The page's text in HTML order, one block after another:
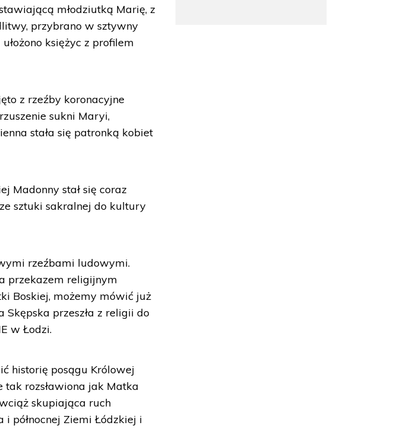
młodziutką Marię, z
przybrano w sztywny
księżyc z profilem
z rzeźby koronacyjne
sukni Maryi,
stała się patronką kobiet
Madonny stał się coraz
sztuki sakralnej do kultury
rzeźbami ludowymi.
przekazem religijnym
Boskiej, możemy mówić już
Skępska przeszła z religii do
w Łodzi.
historię posągu Królowej
tak rozsławiona jak Matka
skupiająca ruch
północnej Ziemi Łódzkiej i